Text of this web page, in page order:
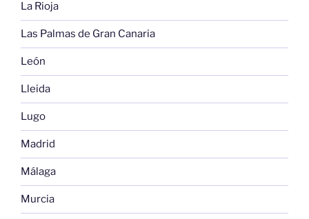
La Rioja
Las Palmas de Gran Canaria
León
Lleida
Lugo
Madrid
Málaga
Murcia